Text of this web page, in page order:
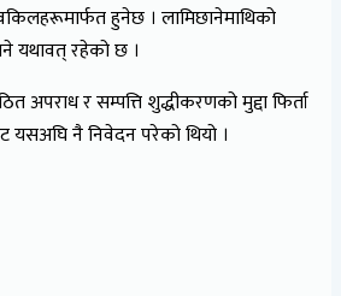
हुनेछ । लामिछानेमाथिको
यथावत् रहेको छ ।
अपराध र सम्पत्ति शुद्धीकरणको मुद्दा फिर्ता
यसअघि नै निवेदन परेको थियो ।